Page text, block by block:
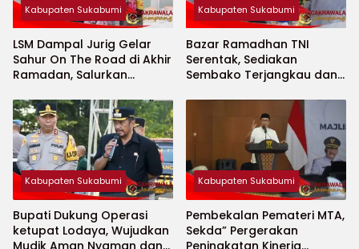
Kabupaten Sukabumi
LSM Dampal Jurig Gelar
Sahur On The Road di Akhir
Ramadan, Salurkan
Jompo dan Anak Yatim
Kabupaten Sukabumi
Bazar Ramadhan TNI
Serentak, Sediakan
Sembako Terjangkau dan
Kabupaten Sukabumi
Bupati Dukung Operasi
ketupat Lodaya, Wujudkan
Kabupaten Sukabumi
Pembekalan Pemateri MTA,
Sekda” Pergerakan